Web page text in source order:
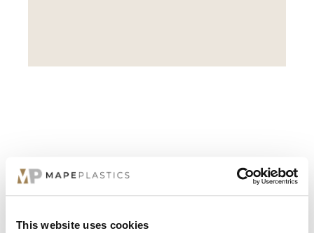
This website uses cookies